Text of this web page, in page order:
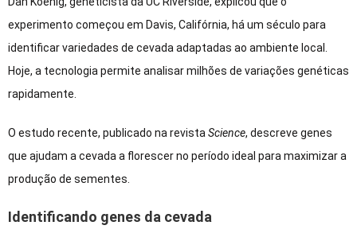
experimento começou em Davis, Califórnia, há um século para
identificar variedades de cevada adaptadas ao ambiente local.
Hoje, a tecnologia permite analisar milhões de variações genéticas
rapidamente.
O estudo recente, publicado na revista Science, descreve genes
que ajudam a cevada a florescer no período ideal para maximizar a
produção de sementes.
Identificando genes da cevada